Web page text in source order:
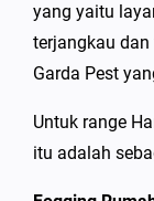
yang yaitu
terjangkau dan
Garda Pest
Untuk range
itu adalah